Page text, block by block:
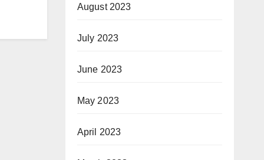
August 2023
July 2023
June 2023
May 2023
April 2023